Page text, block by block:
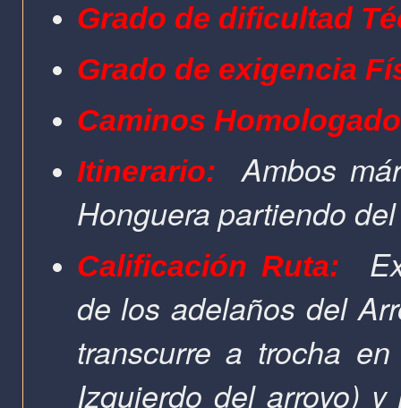
Grado de dificultad
Grado de exigencia
Caminos
Itinerario:
Ambos
Honguera partiendo
Calificación Ruta:
de los adelaños del
transcurre a trocha
Izquierdo del arroyo)